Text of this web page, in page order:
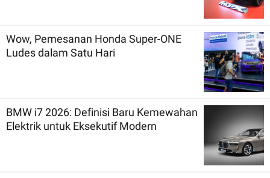
Wow, Pemesanan Honda Super-ONE
Ludes dalam Satu Hari
BMW i7 2026: Definisi Baru Kemewahan
Elektrik untuk Eksekutif Modern